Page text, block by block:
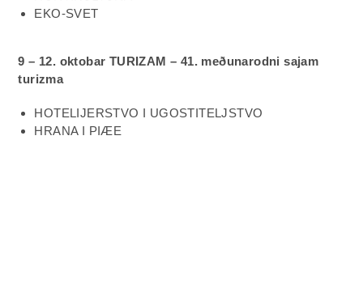
EKO-SVET
9 – 12. oktobar TURIZAM – 41. meðunarodni sajam
turizma
HOTELIJERSTVO I UGOSTITELJSTVO
HRANA I PIÆE